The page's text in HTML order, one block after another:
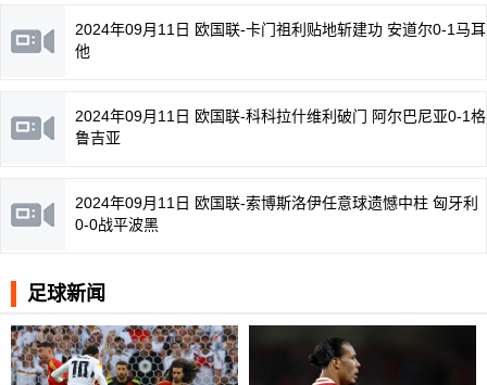
2024年09月11日 欧国联-卡门祖利贴地斩建功 安道尔0-1马耳
他
2024年09月11日 欧国联-科科拉什维利破门 阿尔巴尼亚0-1格
鲁吉亚
2024年09月11日 欧国联-索博斯洛伊任意球遗憾中柱 匈牙利
0-0战平波黑
足球新闻